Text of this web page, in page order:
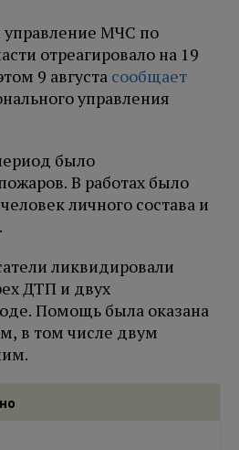
МЧС по
отреагировало на 19
9 августа сообщает
управления
было
В работах было
личного состава и
ликвидировали
ДТП и двух
Помощь была оказана
в том числе двум